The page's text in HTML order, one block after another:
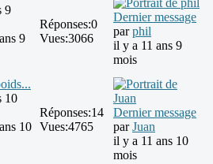
9
9
Réponses:0
Vues:3066
Dernier message
parphil
il y a 11 ans 9
mois
10
10
Réponses:14
Vues:4765
Dernier message
parJuan
il y a 11 ans 10
mois